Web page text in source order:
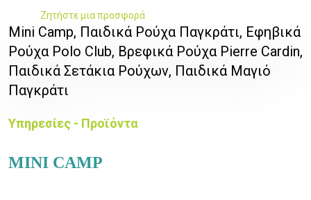
Ζητήστε μια προσφορά
Mini Camp, Παιδικά Ρούχα Παγκράτι, Εφηβικά
Ρούχα Polo Club, Βρεφικά Ρούχα Pierre Cardin,
Παιδικά Σετάκια Ρούχων, Παιδικά Μαγιό
Παγκράτι
Υπηρεσίες - Προϊόντα
MINI CAMP